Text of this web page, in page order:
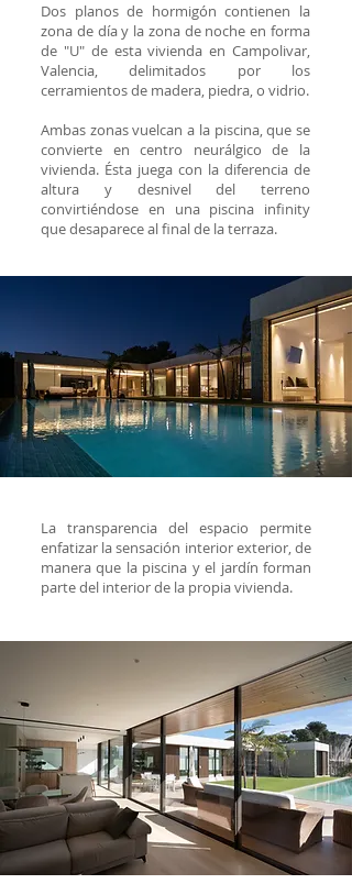
Dos planos de hormigón contienen la
zona de día y la zona de noche en forma
de "U" de esta vivienda en Campolivar,
Valencia, delimitados por los
cerramientos de madera, piedra, o vidrio.
Ambas zonas vuelcan a la piscina, que se
convierte en centro neurálgico de la
vivienda. Ésta juega con la diferencia de
altura y desnivel del terreno
convirtiéndose en una piscina infinity
que desaparece al final de la terraza.
La transparencia del espacio permite
enfatizar la sensación interior exterior, de
manera que la piscina y el jardín forman
parte del interior de la propia vivienda.